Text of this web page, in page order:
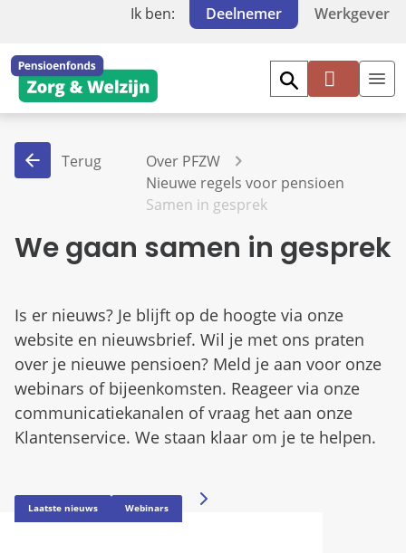
Ik ben: Deelnemer Werkgever
Mi
W
Terug
Over PFZW
Nieuwe regels voor pensioen
Samen in gesprek
We gaan samen in gesprek
Is er nieuws? Je blijft op de hoogte via onze
website en nieuwsbrief. Wil je met ons praten
over je nieuwe pensioen? Meld je aan voor onze
webinars of bijeenkomsten. Reageer via onze
communicatiekanalen of vraag het aan onze
Klantenservice. We staan klaar om je te helpen.